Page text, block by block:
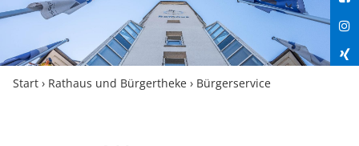
Start › Rathaus und Bürgertheke › Bürgerservice